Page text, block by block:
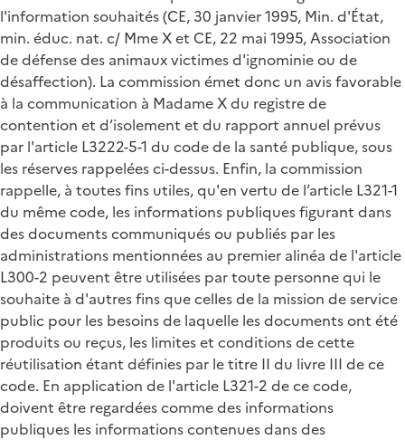
l'information souhaités (CE, 30 janvier 1995, Min. d'État,
min. éduc. nat. c/ Mme X et CE, 22 mai 1995, Association
de défense des animaux victimes d'ignominie ou de
désaffection). La commission émet donc un avis favorable
à la communication à Madame X du registre de
contention et d’isolement et du rapport annuel prévus
par l'article L3222-5-1 du code de la santé publique, sous
les réserves rappelées ci-dessus. Enfin, la commission
rappelle, à toutes fins utiles, qu'en vertu de l’article L321-1
du même code, les informations publiques figurant dans
des documents communiqués ou publiés par les
administrations mentionnées au premier alinéa de l'article
L300-2 peuvent être utilisées par toute personne qui le
souhaite à d'autres fins que celles de la mission de service
public pour les besoins de laquelle les documents ont été
produits ou reçus, les limites et conditions de cette
réutilisation étant définies par le titre II du livre III de ce
code. En application de l'article L321-2 de ce code,
doivent être regardées comme des informations
publiques les informations contenues dans des